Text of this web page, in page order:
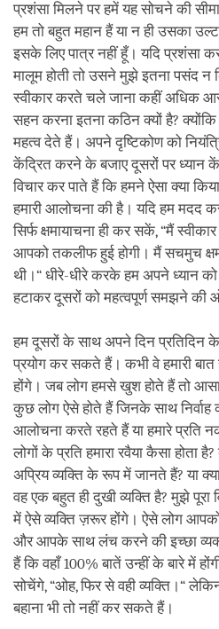
प्रशंसा मिलने पर हमें यह सोचने की
हम तो बहुत महान हैं या न ही उसका
इसके लिए पात्र नहीं हूँ। यदि प्रशंसा
मालूम होती तो उसने मुझे इतना पसंद न
स्वीकार करते चले जाना कहीं अधिक
सहन करना इतना कठिन क्यों है?
महत्व देते हैं। अपने दृष्टिकोण को
केंद्रित करने के बजाए दूसरों पर ध्यान
विचार कर पाते हैं कि हमने ऐसा क्या
हमारी आलोचना की है। यदि हम
सिर्फ क्षमायाचना ही कर सकें, “मैं
आपको तकलीफ हुई होगी। मैं सचमुच
थी।“ धीरे-धीरे करके हम अपने ध्यान
हटाकर दूसरों को महत्वपूर्ण समझने
हम दूसरों के साथ अपने दिन प्रतिदिन
प्रयोग कर सकते हैं। कभी वे हमारी
होंगे। जब लोग हमसे खुश होते हैं तो
कुछ लोग ऐसे होते हैं जिनके साथ निर्वाह
आलोचना करते रहते हैं या हमारे प्रति
लोगों के प्रति हमारा रवैया कैसा होता
अप्रिय व्यक्ति के रूप में जानते हैं? या
वह एक बहुत ही दुखी व्यक्ति है? मुझे
में ऐसे व्यक्ति ज़रूर होंगे। ऐसे लोग
और आपके साथ लंच करने की इच्छा
हैं कि वहाँ 100% बातें उन्हीं के बारे में
सोचेंगे, “ओह, फिर से वही व्यक्ति।“
बहाना भी तो नहीं कर सकते हैं।